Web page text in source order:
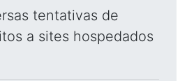
tentativas de
a sites hospedados